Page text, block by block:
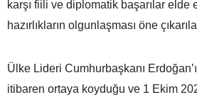
karşı fiili ve diplomatik başarılar elde
hazırlıkların olgunlaşması öne
Ülke Lideri Cumhurbaşkanı
itibaren ortaya koyduğu ve 1 Ekim